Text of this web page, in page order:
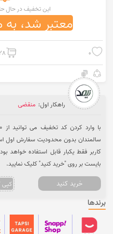
این تخفیف در حال
معتبر شد، به
0
راهکار اول: منقضی
سالمندان بدون محدودیت سفارش اول
کاربر فقط یکبار قابل استفاده
بایست بر روی "خرید کنید" کلیک نمایید.
خرید کنید کپی
برندها